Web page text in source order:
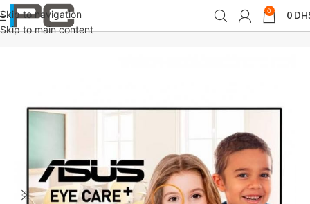
Skip to navigation
Skip to main content
0 0
Accueil périphériques